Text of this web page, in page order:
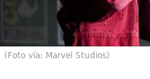
(Foto vía: Marvel Studios)